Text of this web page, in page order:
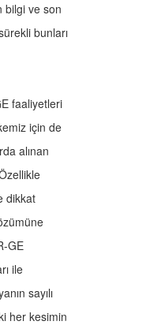
bilgi ve son
bunları
faaliyetleri
için de
alınan
dikkat
GE
ile
sayılı
her kesimin